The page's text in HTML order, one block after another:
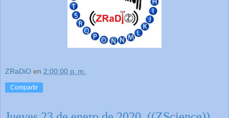
ZRaDiO en 2:00:00 p. m.
Compartir